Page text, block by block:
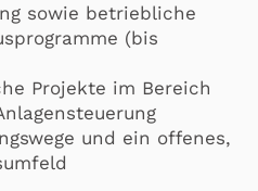
sowie betriebliche
(bis
Projekte im Bereich
und ein offenes,